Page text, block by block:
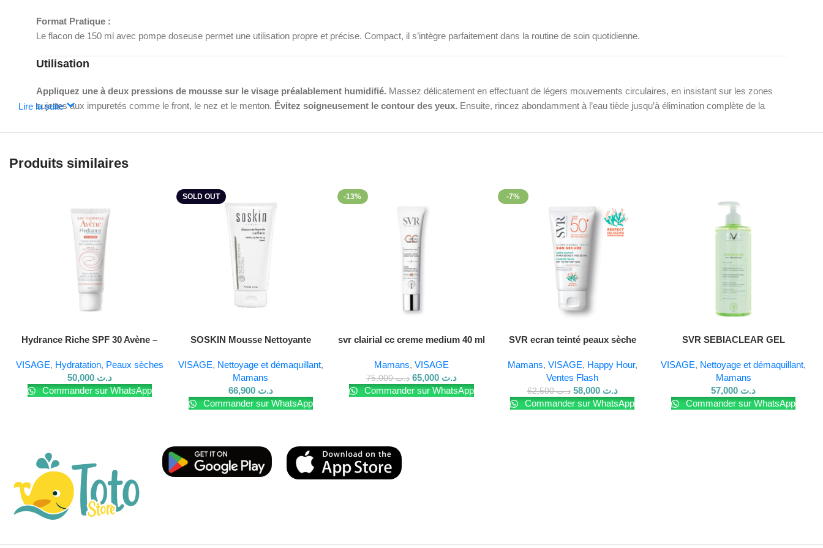
Format Pratique :
Le flacon de 150 ml avec pompe doseuse permet une utilisation propre et précise. Compact, il s’intègre parfaitement dans la routine de soin quotidienne.
Utilisation
Appliquez une à deux pressions de mousse sur le visage préalablement humidifié. Massez délicatement en effectuant de légers mouvements circulaires, en insistant sur les zones
sujettes aux impuretés comme le front, le nez et le menton. Évitez soigneusement le contour des yeux. Ensuite, rincez abondamment à l’eau tiède jusqu’à élimination complète de la
lumineuse jour après jour.
Pour en savoir plus sur nos produits, visitez notre
Lire la suite
Produits similaires
Hydrance Riche SPF 30 Avène –
VISAGE, Hydratation, Peaux sèches
د.ت 50,000
Commander sur WhatsApp
SOLD OUT
Lire La Suite
SOSKIN Mousse Nettoyante
VISAGE, Nettoyage et démaquillant,
Mamans
د.ت 66,900
Commander sur WhatsApp
-13%
svr clairial cc creme medium 40 ml
Mamans, VISAGE
د.ت75,000 د.ت 65,000
Commander sur WhatsApp
-7%
SVR ecran teinté peaux sèche
Mamans, VISAGE, Happy Hour,
Ventes Flash
د.ت62,500 د.ت 58,000
Commander sur WhatsApp
SVR SEBIACLEAR GEL
VISAGE, Nettoyage et démaquillant,
Mamans
د.ت
Commander sur WhatsApp